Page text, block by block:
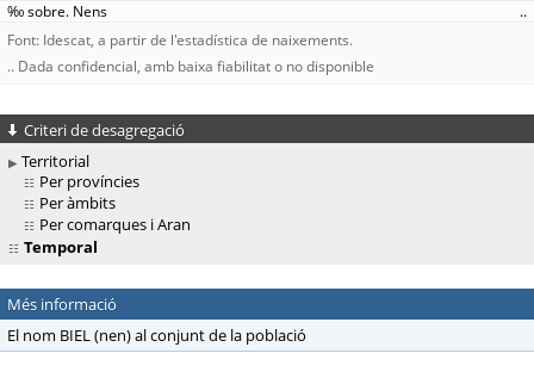
..
Font: Idescat, a partir de l'estadística de naixements.
.. Dada confidencial, amb baixa fiabilitat o no disponible
Criteri de desagregació
Territorial
Per províncies
Per àmbits
Per comarques i Aran
Temporal
Més informació
El nom BIEL (nen) al conjunt de la població